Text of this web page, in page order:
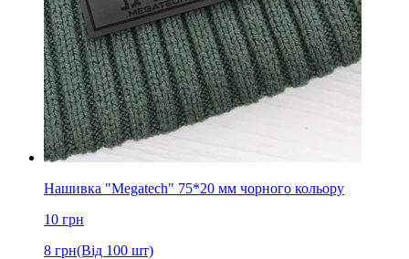
Нашивка "Megatech" 75*20 мм чорного кольору
10 грн
8 грн(Від 100 шт)